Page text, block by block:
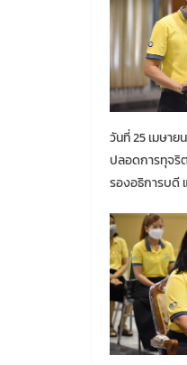
วันที่ 25 เมษาย
ปลอดการทุจริ
รองอธิการบดี